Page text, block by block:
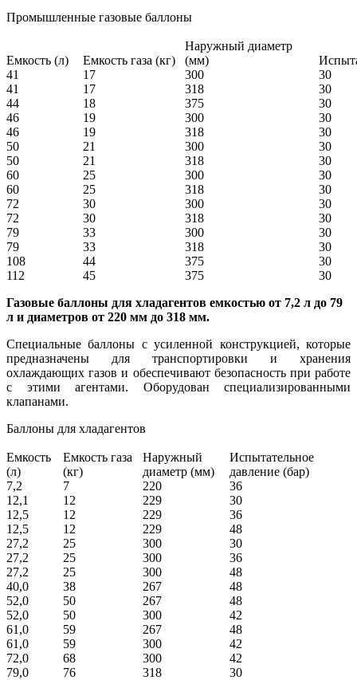
Промышленные газовые баллоны
Емкость (л) Емкость газа (кг)
Наружный диаметр
(мм)
41
17 300
30
41
17 318
30
44
18 375
30
46
19 300
30
46
19 318
30
50
21 300
30
50
21 318
30
60
25 300
30
60
25 318
30
72
30 300
30
72
30 318
30
79
33 300
30
79
33 318
30
108
44 375
30
112
45 375
30
Газовые баллоны для хладагентов емкостью от 7,2 л до 79
л и диаметров от 220 мм до 318 мм.
Специальные баллоны с усиленной конструкцией, которые
предназначены для транспортировки и хранения
охлаждающих газов и обеспечивают безопасность при работе
с этими агентами. Оборудован специализированными
клапанами.
Баллоны для хладагентов
Емкость
(л)
Емкость газа
(кг)
Наружный
диаметр (мм)
Испытательное
давление (бар)
7,2
7 220
36
12,1
12 229
30
12,5
12 229
36
12,5
12 229
48
27,2
25 300
30
27,2
25 300
36
27,2
25 300
48
40,0
38 267
48
52,0
50 267
48
52,0
50 300
42
61,0
59 267
48
61,0
59 300
42
72,0
68 300
42
79,0
76 318
30